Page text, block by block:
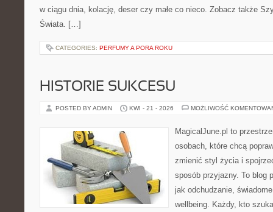
w ciągu dnia, kolację, deser czy małe co nieco. Zobacz także
Świata. […]
CATEGORIES: PERFUMY A PORA ROKU
HISTORIE SUKCESU
POSTED BY ADMIN KWI - 21 - 2026 MOŻLIWOŚĆ
MagicalJune.pl to
osobach, które chcą
zmienić styl życia i
sposób przyjazny. To blog
jak odchudzanie,
wellbeing. Każdy, kto